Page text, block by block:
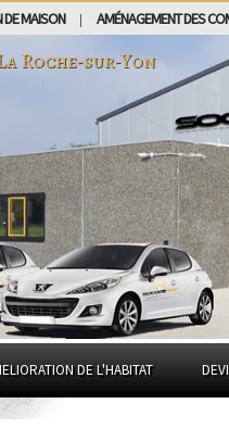
DE MAISON AMÉNAGEMENT DES
Roche-sur-Yon
DE L'HABITAT